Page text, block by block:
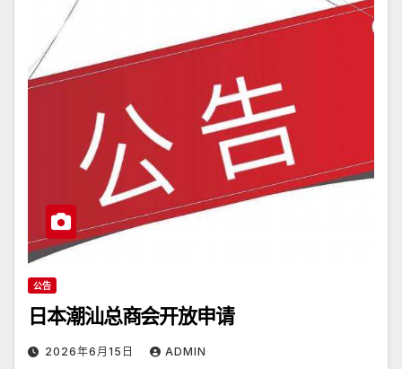
公告
日本潮汕总商会开放申请
2026年6月15日 ADMIN